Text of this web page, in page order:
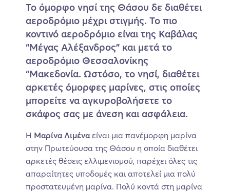
Το όμορφο νησί της Θάσου δε διαθέτει
αεροδρόμιο μέχρι στιγμής. Το πιο
κοντινό αεροδρόμιο είναι της Καβάλας
“Μέγας Αλέξανδρος” και μετά το
αεροδρόμιο Θεσσαλονίκης
“Μακεδονία. Ωστόσο, το νησί, διαθέτει
αρκετές όμορφες μαρίνες, στις οποίες
μπορείτε να αγκυροβολήσετε το
σκάφος σας με άνεση και ασφάλεια.
Η Μαρίνα Λιμένα είναι μια πανέμορφη μαρίνα
στην Πρωτεύουσα της Θάσου η οποία διαθέτει
αρκετές θέσεις ελλιμενισμού, παρέχει όλες τις
απαραίτητες υποδομές και αποτελεί μια πολύ
προστατευμένη μαρίνα. Πολύ κοντά στη μαρίνα